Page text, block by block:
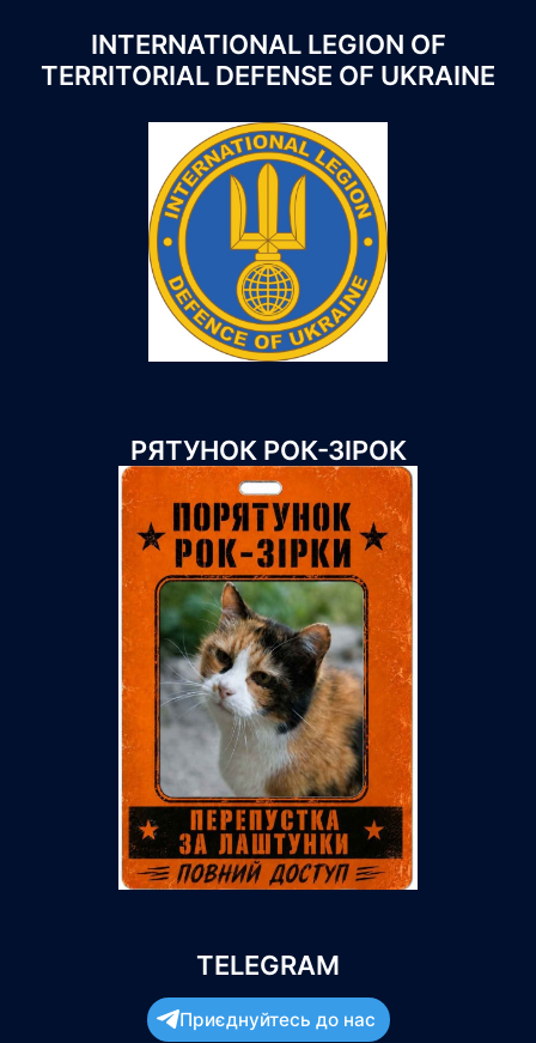
INTERNATIONAL LEGION OF
TERRITORIAL DEFENSE OF UKRAINE
РЯТУНОК РОК-ЗІРОК
TELEGRAM
Приєднуйтесь до нас